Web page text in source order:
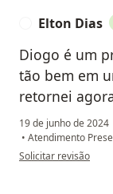
Elton Dias
Diogo é um
tão bem em
retornei
19 de junho de 2024
• Atendimento
na opinião do
Solicitar revisão